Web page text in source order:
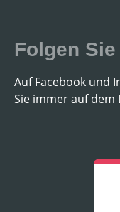
Folgen
Auf Facebook und
Sie immer auf dem